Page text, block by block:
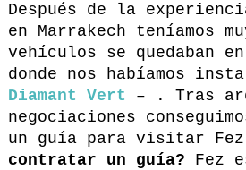
Después de la
en Marrakech teníamos
vehículos se quedaban
donde nos habíamos
Diamant Vert
– . Tras
negociaciones
un guía para visitar
contratar un guía? Fez